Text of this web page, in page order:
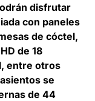
disfrutar
con paneles
de cóctel,
de 18
entre otros
se
de 44